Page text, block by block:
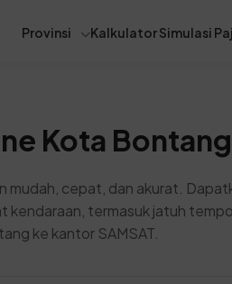
Provinsi Kalkulator Simulasi
Kota Bontang
mudah, cepat, dan akurat.
kendaraan, termasuk jatuh tempo,
ke kantor SAMSAT.